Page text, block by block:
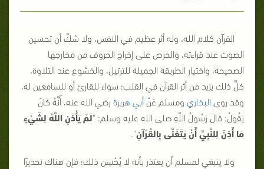
القرآن كلام الله، وله أثر عظيم في النفس، ولا شكَّ أن تحسين
الصوت عند قراءته، والحرص على إخراج الحروف من مخارجها
الصحيحة، واختيار الطريقة الجميلة للترتيل، والخشوع عند التلاوة،
كلَّ ذلك يزيد من أثر القرآن في القلب؛ سواء للقارئ أو للسامعين له،
وقد روى البخاري ومسلم عَنْ أبي هريرة رضي الله عنه، أَنَّهُ كَانَ
يَقُولُ: قَالَ رَسُولُ اللَّهِ صلى الله عليه وسلم: "لَمْ يَأْذَنِ اللَّهُ لِشَيْءٍ
مَا أَذِنَ لِلنَّبِيِّ أَنْ يَتَغَنَّى بِالقُرْآنِ"
.
ولا ينبغي لمسلم أن يعتذر بأنه لا يُحْسِن ذلك؛ فإن هناك تحذيرًا